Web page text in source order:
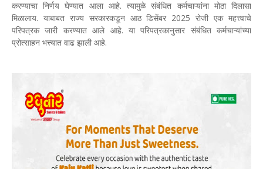
करण्याचा निर्णय घेण्यात आला आहे. त्यामुळे संबंधित कर्मचाऱ्यांना मोठा दिलासा
मिळालाय. याबाबत राज्य सरकारकडून आठ डिसेंबर 2025 रोजी एक महत्त्वाचे
परिपत्रक जारी करण्यात आले आहे. या परिपत्रकानुसार संबंधित कर्मचाऱ्यांच्या
प्रोत्साहन भत्त्यात वाढ झाली आहे.